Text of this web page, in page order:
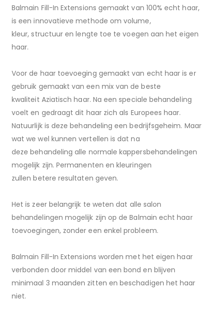
Balmain Fill-In Extensions gemaakt van 100% echt haar,
is een innovatieve methode om volume,
kleur, structuur en lengte toe te voegen aan het eigen
haar.
Voor de haar toevoeging gemaakt van echt haar is er
gebruik gemaakt van een mix van de beste
kwaliteit Aziatisch haar. Na een speciale behandeling
voelt en gedraagt dit haar zich als Europees haar.
Natuurlijk is deze behandeling een bedrijfsgeheim. Maar
wat we wel kunnen vertellen is dat na
deze behandeling alle normale kappersbehandelingen
mogelijk zijn. Permanenten en kleuringen
zullen betere resultaten geven.
Het is zeer belangrijk te weten dat alle salon
behandelingen mogelijk zijn op de Balmain echt haar
toevoegingen, zonder een enkel probleem.
Balmain Fill-In Extensions worden met het eigen haar
verbonden door middel van een bond en blijven
minimaal 3 maanden zitten en beschadigen het haar
niet.